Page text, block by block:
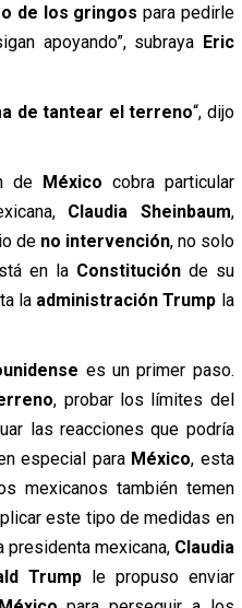
de los gringos para pedirle
apoyando”, subraya Eric
de tantear el terreno“, dijo
de México cobra particular
Claudia Sheinbaum,
de no intervención, no solo
en la Constituciónde su
la administración Trump la
es un primer paso.
, probar los límites del
las reacciones que podría
especial para México, esta
mexicanos también temen
este tipo de medidas en
presidenta mexicana, Claudia
Trumple propuso enviar